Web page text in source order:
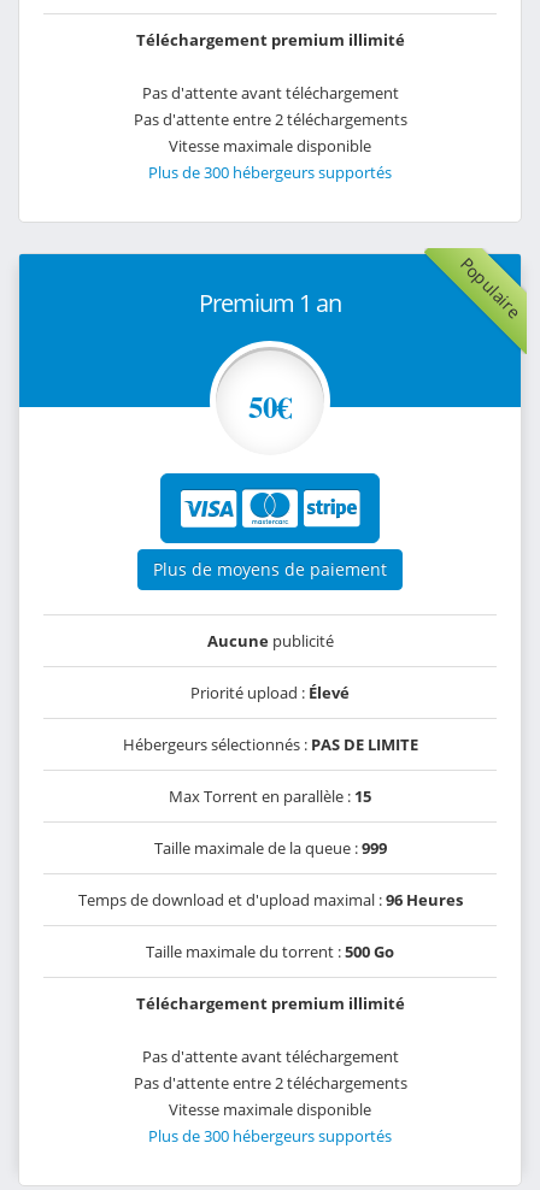
Téléchargement premium illimité
Pas d'attente avant téléchargement
Pas d'attente entre 2 téléchargements
Vitesse maximale disponible
Plus de 300 hébergeurs supportés
Populaire
Premium 1 an
50€
Plus de moyens de paiement
Aucunepublicité
Priorité upload : Élevé
Hébergeurs sélectionnés : PAS DE LIMITE
Max Torrent en parallèle : 15
Taille maximale de la queue :999
Temps de download et d'upload maximal :96 Heures
Taille maximale du torrent :500 Go
Téléchargement premium illimité
Pas d'attente avant téléchargement
Pas d'attente entre 2 téléchargements
Vitesse maximale disponible
Plus de 300 hébergeurs supportés